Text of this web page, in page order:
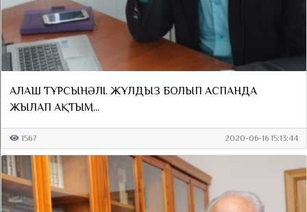
АЛАШ ТҰРСЫНӘЛІ. ЖҰЛДЫЗ БОЛЫП АСПАНДА
ЖЫЛАП АҚТЫМ...
1567 2020-06-16 15:13:44